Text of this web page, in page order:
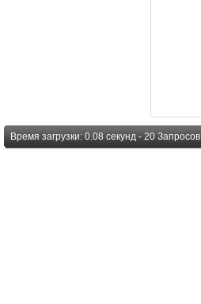
Время загрузки: 0.08 секунд - 20 Запросов